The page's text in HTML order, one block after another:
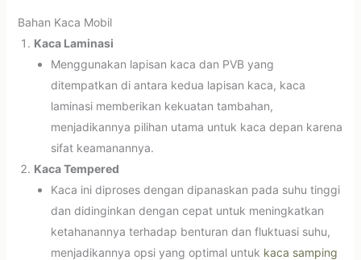
Bahan Kaca Mobil
Kaca Laminasi
Menggunakan lapisan kaca dan PVB yang
ditempatkan di antara kedua lapisan kaca, kaca
laminasi memberikan kekuatan tambahan,
menjadikannya pilihan utama untuk kaca depan karena
sifat keamanannya.
Kaca Tempered
Kaca ini diproses dengan dipanaskan pada suhu tinggi
dan didinginkan dengan cepat untuk meningkatkan
ketahanannya terhadap benturan dan fluktuasi suhu,
menjadikannya opsi yang optimal untuk kaca samping